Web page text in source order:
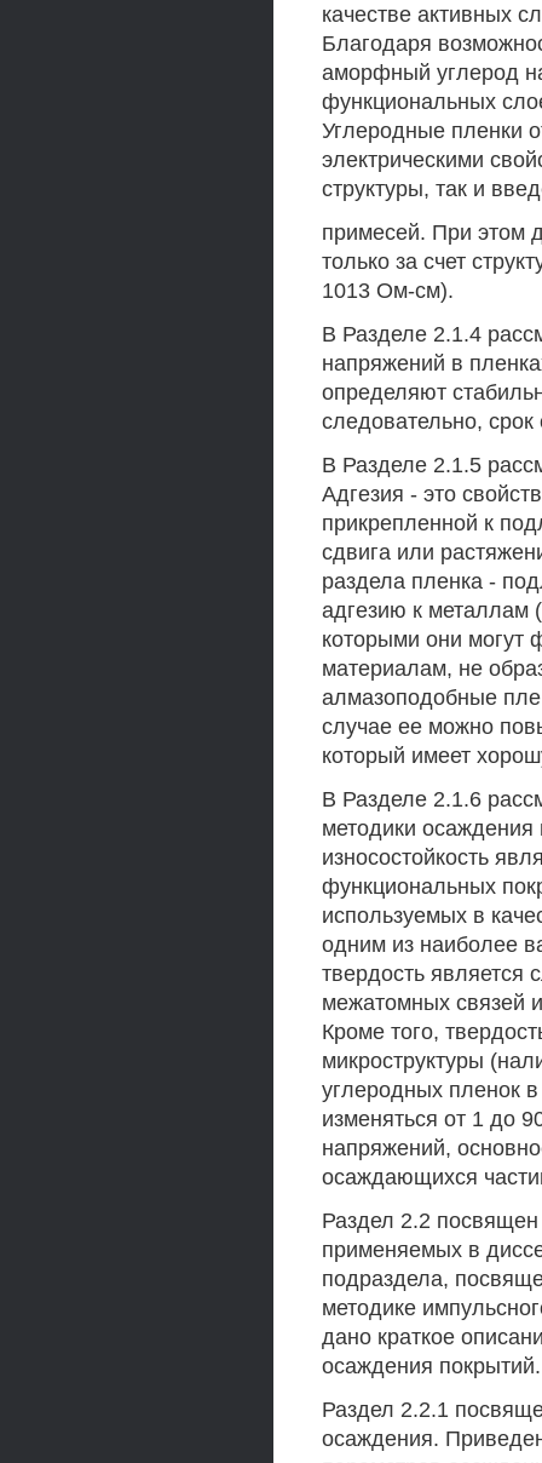
качестве активных
Благодаря
аморфный углерод
функциональных
Углеродные пленки
электрическими
структуры, так и
примесей. При этом
только за счет
1013 Ом-см).
В Разделе 2.1.4
напряжений в
определяют
следовательно,
В Разделе 2.1.5
Адгезия - это
прикрепленной к
сдвига или
раздела пленка -
адгезию к металлам
которыми они могут
материалам, не
алмазоподобные
случае ее можно
который имеет
В Разделе 2.1.6
методики
износостойкость
функциональных
используемых в
одним из наиболее
твердость является
межатомных связей
Кроме того,
микроструктуры
углеродных пленок
изменяться от 1 до
напряжений,
осаждающихся
Раздел 2.2
применяемых в
подраздела,
методике
дано краткое
осаждения покрытий.
Раздел 2.2.1
осаждения.